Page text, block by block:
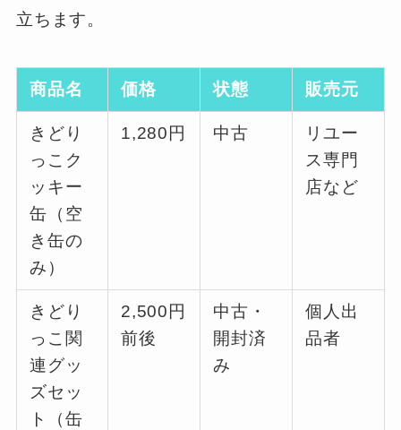
立ちます。
商品名 価格 状態 販売元
きどり
っこク
ッキー
缶（空
き缶の
み）
1,280円 中古
リユー
ス専門
店など
きどり
っこ関
連グッ
ズセッ
ト（缶
2,500円
前後
中古・
開封済
み
個人出
品者